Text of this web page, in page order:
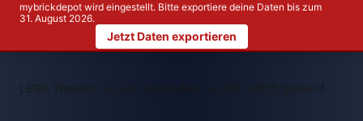
mybrickdepot wird eingestellt. Bitte exportiere deine Daten bis zum
31. August 2026.
Jetzt Daten exportieren
LEGO Themen > LEGO 4855 Spider-Man's